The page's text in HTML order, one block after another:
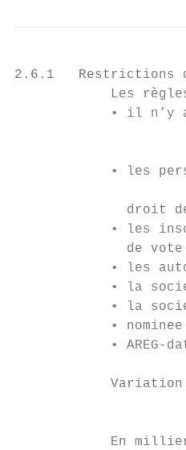
2.6.1   Restrictions
Les
• il n’y
• les
droit
• les
de
• les
• la
• la
•
• AREG-
En